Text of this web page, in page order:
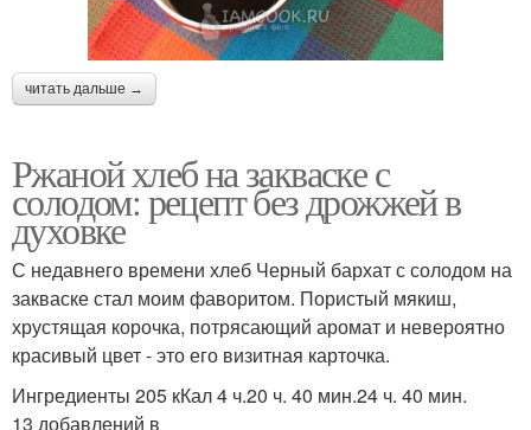
читать дальше →
Ржаной хлеб на закваске с
солодом: рецепт без дрожжей в
духовке
С недавнего времени хлеб Черный бархат с солодом на
закваске стал моим фаворитом. Пористый мякиш,
хрустящая корочка, потрясающий аромат и невероятно
красивый цвет - это его визитная карточка.
Ингредиенты 205 кКал 4 ч.20 ч. 40 мин.24 ч. 40 мин.
13 добавлений в